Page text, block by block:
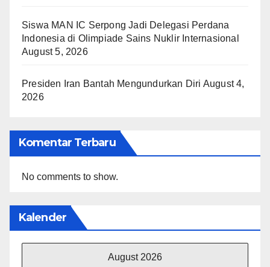
Siswa MAN IC Serpong Jadi Delegasi Perdana
Indonesia di Olimpiade Sains Nuklir Internasional
August 5, 2026
Presiden Iran Bantah Mengundurkan Diri August 4,
2026
Komentar Terbaru
No comments to show.
Kalender
August 2026